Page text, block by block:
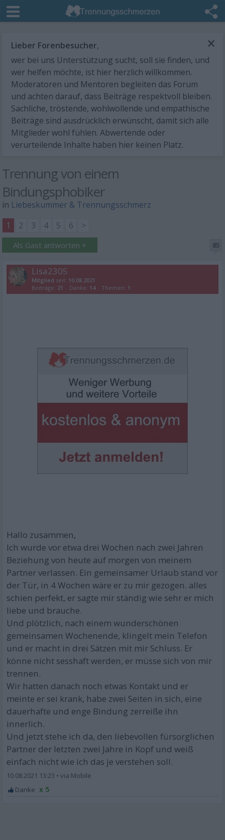
×
Lieber Forenbesucher,
wer bei uns Unterstützung sucht, soll sie finden, und
wer helfen möchte, ist hier herzlich willkommen.
Moderatoren und Mentoren begleiten das Forum
und achten darauf, dass Beiträge respektvoll bleiben.
Sachliche, tröstende, wohlwollende und empathische
Beiträge sind ausdrücklich erwünscht, damit sich alle
Mitglieder wohl fühlen. Abwertende oder
verurteilende Inhalte haben hier keinen Platz.
Trennung von einem
Bindungsphobiker
in Liebeskummer & Trennungsschmerz
1
2 3 4 5 6 >
Als Gast antworten + 85
Lisa2305
Mitglied seit: 10.08.2021
Beiträge: 21 Danke: 14 Themen: 1
Hallo zusammen,
Ich wurde vor etwa drei Wochen nach zwei Jahren
Beziehung von heute auf morgen von meinem
Partner verlassen. Ein gemeinsamer Urlaub stand vor
der Tür, in 4 Wochen wäre er zu mir gezogen. alles
schien perfekt, er sagte mir ständig wie sehr er mich
liebe und brauche.
Und plötzlich, nach einem wunderschönen
gemeinsamen Wochenende, klingelt mein Telefon
und er macht in drei Sätzen mit mir Schluss. Er
könne nicht sesshaft werden, er müsse sich von mir
trennen.
Wir hatten danach noch etwas Kontakt und er
meinte er sei krank, habe zwei Seiten in sich, eine
dauerhafte und enge Bindung zerreiße ihn
innerlich.
Und jetzt stehe ich da, den liebevollen fürsorglichen
Partner der letzten zwei Jahre in Kopf und weiß
einfach nicht wie ich das je verstehen soll.
10.08.2021 13:23 •
x 5